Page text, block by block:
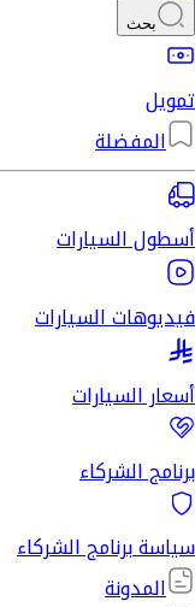
بحث
تمويل
المفضلة
أسطول السيارات
فيديوهات السيارات
أسعار السيارات
برنامج الشركاء
سياسة برنامج الشركاء
المدونة